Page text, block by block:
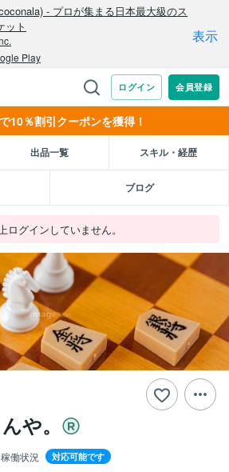
10％割引クーポンを獲得！
出品一覧 スキル・経歴
ブログ
ログインしていません。
や。
稼働状況 対応可能です